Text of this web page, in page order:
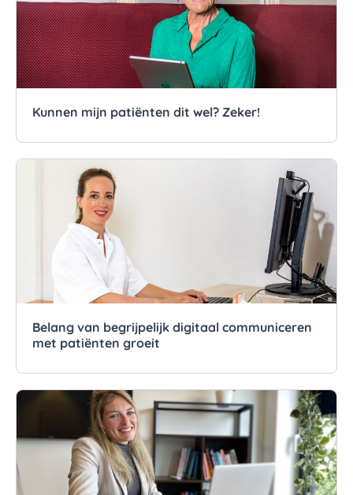
Kunnen mijn patiënten dit wel? Zeker!
Belang van begrijpelijk digitaal communiceren
met patiënten groeit